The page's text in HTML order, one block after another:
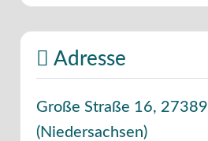
Adresse
Große Straße 16, 27389
(Niedersachsen)